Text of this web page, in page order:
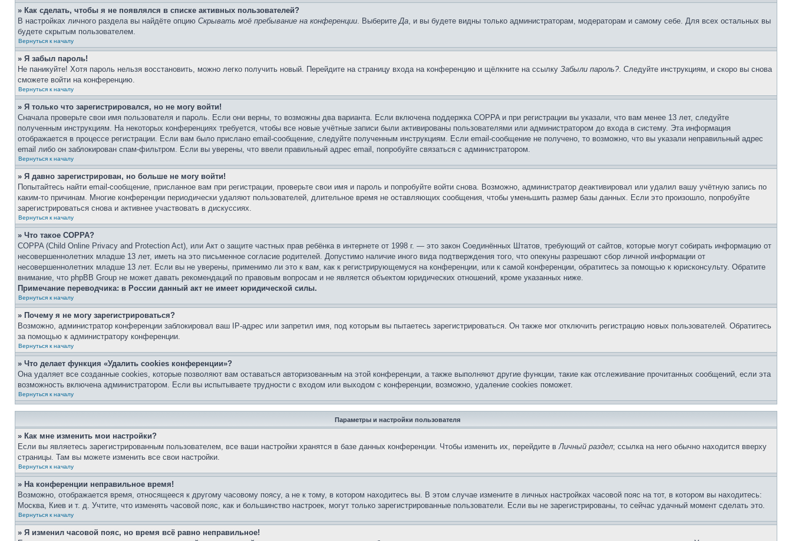
» Как сделать, чтобы я не появлялся в списке активных пользователей?
В настройках личного раздела вы найдёте опцию Скрывать моё пребывание на конференции. ВыберитеДа, и вы будете видны только администраторам, модераторам и самому себе. Для всех остальных вы
будете скрытым пользователем.
Вернуться к началу
» Я забыл пароль!
Не паникуйте! Хотя пароль нельзя восстановить, можно легко получить новый. Перейдите на страницу входа на конференцию и щёлкните на ссылку Забыли пароль?. Следуйте инструкциям, и скоро вы снова
сможете войти на конференцию.
Вернуться к началу
» Я только что зарегистрировался, но не могу войти!
Сначала проверьте свои имя пользователя и пароль. Если они верны, то возможны два варианта. Если включена поддержка COPPA и при регистрации вы указали, что вам менее 13 лет, следуйте
полученным инструкциям. На некоторых конференциях требуется, чтобы все новые учётные записи были активированы пользователями или администратором до входа в систему. Эта информация
отображается в процессе регистрации. Если вам было прислано email-сообщение, следуйте полученным инструкциям. Если email-сообщение не получено, то возможно, что вы указали неправильный адрес
email либо он заблокирован спам-фильтром. Если вы уверены, что ввели правильный адрес email, попробуйте связаться с администратором.
Вернуться к началу
» Я давно зарегистрирован, но больше не могу войти!
Попытайтесь найти email-сообщение, присланное вам при регистрации, проверьте свои имя и пароль и попробуйте войти снова. Возможно, администратор деактивировал или удалил вашу учётную запись по
каким-то причинам. Многие конференции периодически удаляют пользователей, длительное время не оставляющих сообщения, чтобы уменьшить размер базы данных. Если это произошло, попробуйте
зарегистрироваться снова и активнее участвовать в дискуссиях.
Вернуться к началу
» Что такое COPPA?
COPPA (Child Online Privacy and Protection Act), или Акт о защите частных прав ребёнка в интернете от 1998 г. — это закон Соединённых Штатов, требующий от сайтов, которые могут собирать информацию от
несовершеннолетних младше 13 лет, иметь на это письменное согласие родителей. Допустимо наличие иного вида подтверждения того, что опекуны разрешают сбор личной информации от
несовершеннолетних младше 13 лет. Если вы не уверены, применимо ли это к вам, как к регистрирующемуся на конференции, или к самой конференции, обратитесь за помощью к юрисконсульту. Обратите
внимание, что phpBB Group не может давать рекомендаций по правовым вопросам и не является объектом юридических отношений, кроме указанных ниже.
Примечание переводчика: в России данный акт не имеет юридической силы.
Вернуться к началу
» Почему я не могу зарегистрироваться?
Возможно, администратор конференции заблокировал ваш IP-адрес или запретил имя, под которым вы пытаетесь зарегистрироваться. Он также мог отключить регистрацию новых пользователей. Обратитесь
за помощью к администратору конференции.
Вернуться к началу
» Что делает функция «Удалить cookies конференции»?
Она удаляет все созданные cookies, которые позволяют вам оставаться авторизованным на этой конференции, а также выполняют другие функции, такие как отслеживание прочитанных сообщений, если эта
возможность включена администратором. Если вы испытываете трудности с входом или выходом с конференции, возможно, удаление cookies поможет.
Вернуться к началу
Параметры и настройки пользователя
» Как мне изменить мои настройки?
Если вы являетесь зарегистрированным пользователем, все ваши настройки хранятся в базе данных конференции. Чтобы изменить их, перейдите вЛичный раздел; ссылка на него обычно находится вверху
страницы. Там вы можете изменить все свои настройки.
Вернуться к началу
» На конференции неправильное время!
Возможно, отображается время, относящееся к другому часовому поясу, а не к тому, в котором находитесь вы. В этом случае измените в личных настройках часовой пояс на тот, в котором вы находитесь:
Москва, Киев и т. д. Учтите, что изменять часовой пояс, как и большинство настроек, могут только зарегистрированные пользователи. Если вы не зарегистрированы, то сейчас удачный момент сделать это.
Вернуться к началу
» Я изменил часовой пояс, но время всё равно неправильное!